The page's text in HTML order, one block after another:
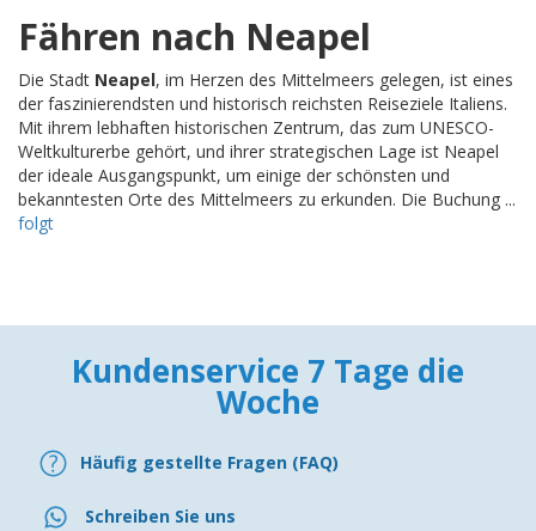
Fähren nach Neapel
Die Stadt Neapel, im Herzen des Mittelmeers gelegen, ist eines
der faszinierendsten und historisch reichsten Reiseziele Italiens.
Mit ihrem lebhaften historischen Zentrum, das zum UNESCO-
Weltkulturerbe gehört, und ihrer strategischen Lage ist Neapel
der ideale Ausgangspunkt, um einige der schönsten und
bekanntesten Orte des Mittelmeers zu erkunden. Die Buchung ...
folgt
Kundenservice 7 Tage die
Woche
Häufig gestellte Fragen (FAQ)
Schreiben Sie uns